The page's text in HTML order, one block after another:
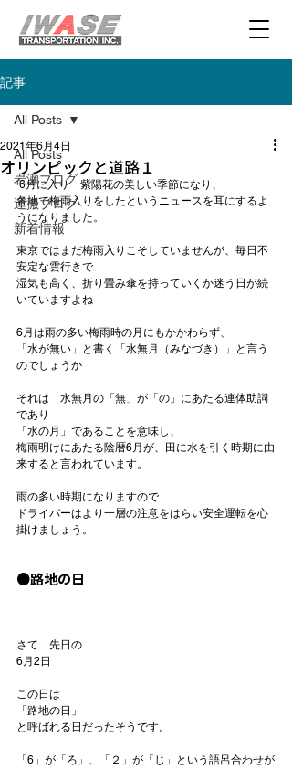
記事
All Posts
岩瀬ブログ
運搬ブログ
新着情報
All Posts
オリンピックと道路１
2021年6月4日
6月に入り　紫陽花の美しい季節になり、
各地で梅雨入りをしたというニュースを耳にするよ
うになりました。
東京ではまだ梅雨入りこそしていませんが、毎日不
安定な雲行きで
湿気も高く、折り畳み傘を持っていくか迷う日が続
いていますよね
6月は雨の多い梅雨時の月にもかかわらず、
「水が無い」と書く
「水無月（みなづき）」
と言う
のでしょうか
それは　水無月の「無」が「の」にあたる連体助詞
であり
「水の月」であることを意味し、
梅雨明けにあたる陰暦6月が、田に水を引く時期に由
来すると言われています。
雨の多い時期になりますので
ドライバーはより一層の注意をはらい安全運転を心
掛けましょう。
●路地の日
さて　先日の
6月2日
この日は
「路地の日」
と呼ばれる日だったそうです。
「6」が「ろ」、「２」が「じ」という語呂合わせが